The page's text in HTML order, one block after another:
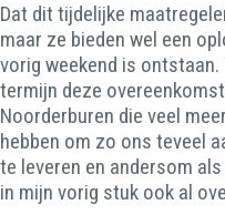
Dat dit tijdelijke
maar ze bieden wel een
vorig weekend is
termijn deze
Noorderburen die veel
hebben om zo ons teveel
te leveren en andersom
in mijn vorig stuk ook al